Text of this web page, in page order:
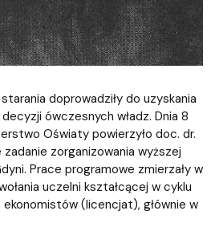
doprowadziły do uzyskania
ówczesnych władz. Dnia 8
Oświaty powierzyło doc. dr.
zadanie zorganizowania wyższej
Prace programowe zmierzały w
uczelni kształcącej w cyklu
(licencjat), głównie w